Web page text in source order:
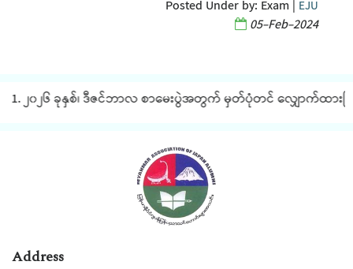
Posted Under by: Exam| EJU
05-Feb-2024
၂၀၂၆ ခုနှစ်၊ ဒီဇင်ဘာလ စာမေးပွဲအတွက် မှတ်ပုံတင် လျှောက်ထားခြင်း
Address